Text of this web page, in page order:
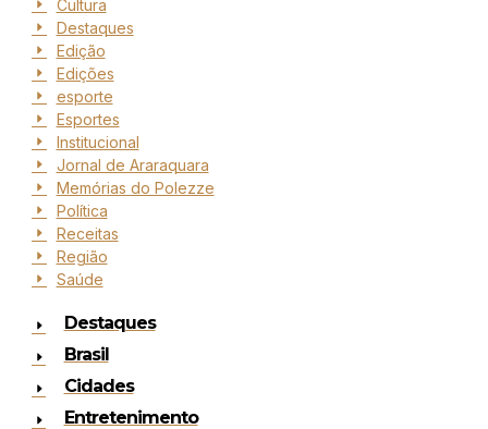
Cultura
Destaques
Edição
Edições
esporte
Esportes
Institucional
Jornal de Araraquara
Memórias do Polezze
Política
Receitas
Região
Saúde
Destaques
Brasil
Cidades
Entretenimento